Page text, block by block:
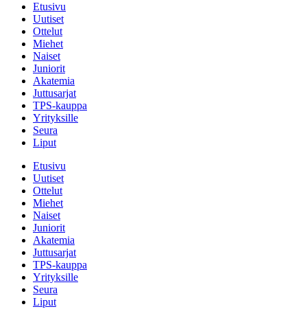
Etusivu
Uutiset
Ottelut
Miehet
Naiset
Juniorit
Akatemia
Juttusarjat
TPS-kauppa
Yrityksille
Seura
Liput
Etusivu
Uutiset
Ottelut
Miehet
Naiset
Juniorit
Akatemia
Juttusarjat
TPS-kauppa
Yrityksille
Seura
Liput